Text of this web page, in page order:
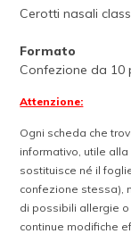
Cerotti nasali
Formato
Confezione da 10
Attenzione:
Ogni scheda che
informativo, utile
sostituisce né il
confezione stessa),
di possibili allergie
continue modifiche